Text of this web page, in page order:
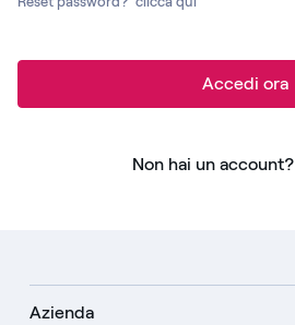
Accedi ora
Non hai un account?
Azienda